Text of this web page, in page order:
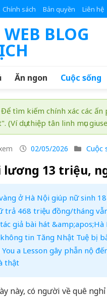
Chính sách Bản quyền Liên hệ
BLOG
Ăn ngon Cuộc sống
Để tìm kiếm chính xác các
(Ví dụ: thiệp tân linh mục
02/05/2026 Cuộc
lương 13 triệu,
ở Hà Nội giúp nữ sinh
trả 468 triệu đồng/tháng
giả bài hát
tin Tăng Nhật Tuệ bị
You a Lesson gây phẫn nộ
thật
này, có người về quê